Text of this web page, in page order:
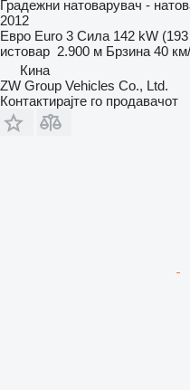
Градежни натоварувач -
2012
Евро Euro 3 Сила 142 kW (193
истовар 2.900 м Брзина 40
Кина
ZW Group Vehicles Co., Ltd.
Контактирајте го продавачот